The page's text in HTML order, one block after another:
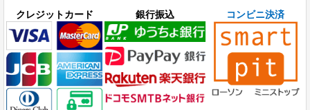
クレジットカード 銀行振込 コンビニ決済